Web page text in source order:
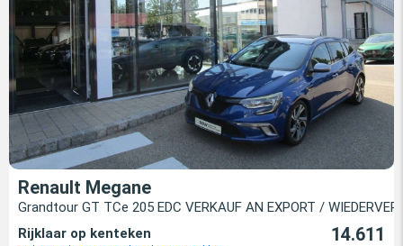
Renault Megane
Grandtour GT TCe 205 EDC VERKAUF AN EXPORT /
Rijklaar op kenteken
14.611